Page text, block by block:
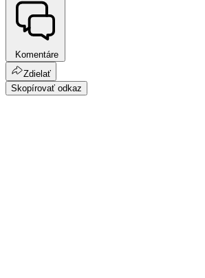
Komentáre
Zdielať
Skopírovať odkaz